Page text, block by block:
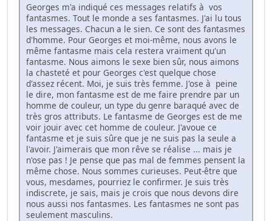
Georges m'a indiqué ces messages relatifs à vos
fantasmes. Tout le monde a ses fantasmes. J'ai lu tous
les messages. Chacun a le sien. Ce sont des fantasmes
d'homme. Pour Georges et moi-même, nous avons le
même fantasme mais cela restera vraiment qu'un
fantasme. Nous aimons le sexe bien sûr, nous aimons
la chasteté et pour Georges c'est quelque chose
d'assez récent. Moi, je suis très femme. J'ose à peine
le dire, mon fantasme est de me faire prendre par un
homme de couleur, un type du genre baraqué avec de
très gros attributs. Le fantasme de Georges est de me
voir jouir avec cet homme de couleur. J'avoue ce
fantasme et je suis sûre que je ne suis pas la seule a
l'avoir. J'aimerais que mon rêve se réalise ... mais je
n'ose pas ! Je pense que pas mal de femmes pensent la
même chose. Nous sommes curieuses. Peut-être que
vous, mesdames, pourriez le confirmer. Je suis très
indiscrete, je sais, mais je crois que nous devons dire
nous aussi nos fantasmes. Les fantasmes ne sont pas
seulement masculins.